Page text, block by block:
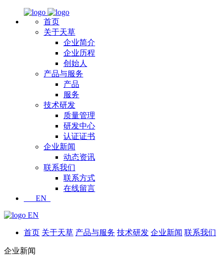
首页
关于天草
企业简介
企业历程
创始人
产品与服务
产品
服务
技术研发
质量管理
研发中心
认证证书
企业新闻
动态资讯
联系我们
联系方式
在线留言
EN
EN
首页 关于天草 产品与服务 技术研发 企业新闻 联系我们
企业新闻